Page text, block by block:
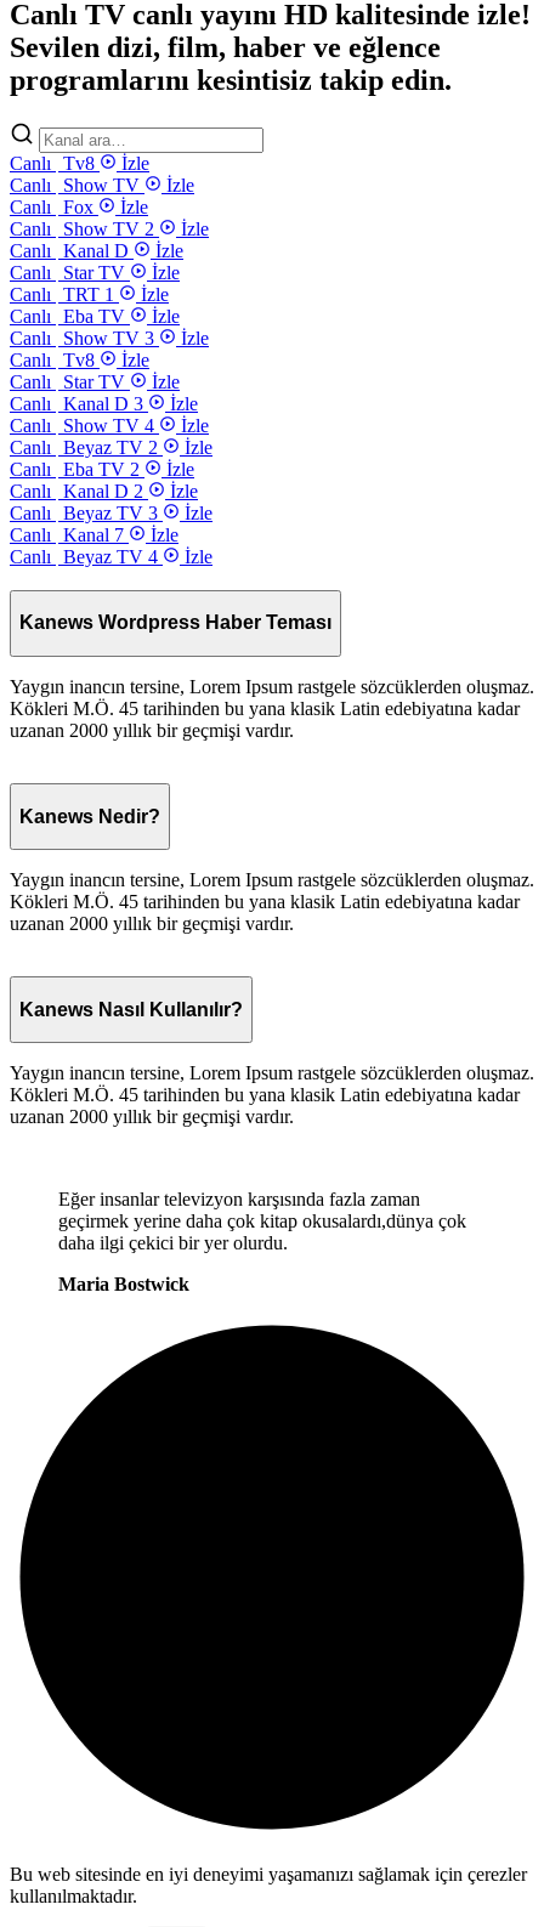
Canlı TV canlı yayını HD kalitesinde izle!
Sevilen dizi, film, haber ve eğlence
programlarını kesintisiz takip edin.
Canlı Tv8
İzle
Canlı
Show TV
İzle
Canlı
Fox
İzle
Canlı
Show TV 2
İzle
Canlı
Kanal D
İzle
Canlı
Star TV
İzle
Canlı
TRT 1
İzle
Canlı
Eba TV
İzle
Canlı
Show TV 3
İzle
Canlı
Tv8
İzle
Canlı
Star TV
İzle
Canlı
Kanal D 3
İzle
Canlı
Show TV 4
İzle
Canlı
Beyaz TV 2
İzle
Canlı
Eba TV 2
İzle
Canlı
Kanal D 2
İzle
Canlı
Beyaz TV 3
İzle
Canlı
Kanal 7
İzle
Canlı
Beyaz TV 4 İzle
Kanews Wordpress Haber Teması
Yaygın inancın tersine, Lorem Ipsum rastgele sözcüklerden oluşmaz.
Kökleri M.Ö. 45 tarihinden bu yana klasik Latin edebiyatına kadar
uzanan 2000 yıllık bir geçmişi vardır.
Kanews Nedir?
Yaygın inancın tersine, Lorem Ipsum rastgele sözcüklerden oluşmaz.
Kökleri M.Ö. 45 tarihinden bu yana klasik Latin edebiyatına kadar
uzanan 2000 yıllık bir geçmişi vardır.
Kanews Nasıl Kullanılır?
Yaygın inancın tersine, Lorem Ipsum rastgele sözcüklerden oluşmaz.
Kökleri M.Ö. 45 tarihinden bu yana klasik Latin edebiyatına kadar
uzanan 2000 yıllık bir geçmişi vardır.
Eğer insanlar televizyon karşısında fazla zaman
geçirmek yerine daha çok kitap okusalardı,dünya çok
daha ilgi çekici bir yer olurdu.
Maria Bostwick
Bu web sitesinde en iyi deneyimi yaşamanızı sağlamak için çerezler
kullanılmaktadır.